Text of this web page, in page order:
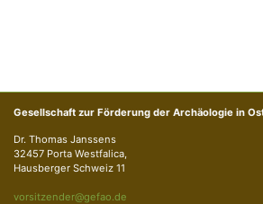
Gesellschaft zur Förderung der Archäologie in
Dr. Thomas Janssens
32457 Porta Westfalica,
Hausberger Schweiz 11
vorsitzender@gefao.de